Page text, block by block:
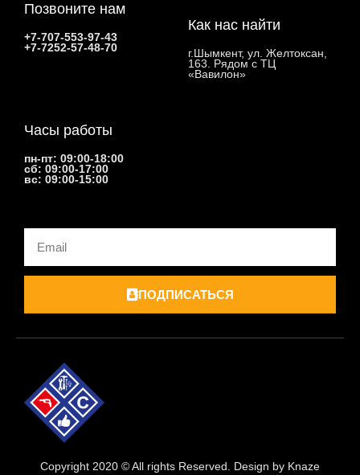
Позвоните нам
+7-707-553-97-43
+7-7252-57-48-70
Как нас найти
г.Шымкент, ул. Желтоксан,
163. Рядом с ТЦ
«Вавилон»
Часы работы
пн-пт: 09:00-18:00
сб: 09:00-17:00
вс: 09:00-15:00
Email
ПОДПИСАТЬСЯ
Copyright 2020 © All rights Reserved. Design by Knaze